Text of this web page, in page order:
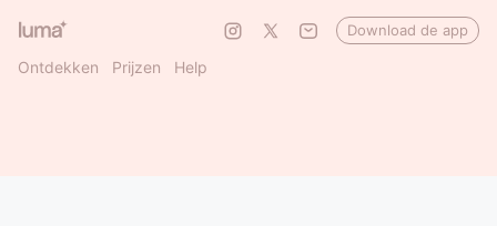
Ontdekken Prijzen Help
Download de app